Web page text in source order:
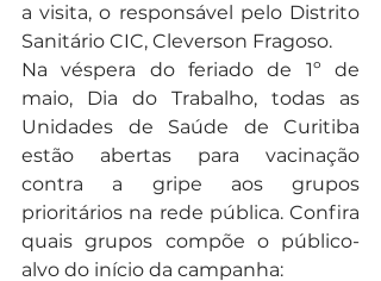
a visita, o responsável pelo Distrito
Sanitário CIC, Cleverson Fragoso.
Na véspera do feriado de 1º de
maio, Dia do Trabalho, todas as
Unidades de Saúde de Curitiba
estão abertas para vacinação
contra a gripe aos grupos
prioritários na rede pública. Confira
quais grupos compõe o público-
alvo do início da campanha: